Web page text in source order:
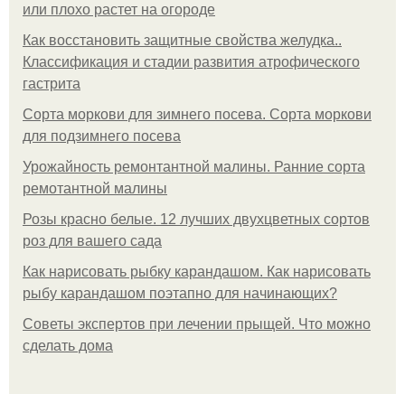
или плохо растет на огороде
Как восстановить защитные свойства желудка..
Классификация и стадии развития атрофического
гастрита
Сорта моркови для зимнего посева. Сорта моркови
для подзимнего посева
Урожайность ремонтантной малины. Ранние сорта
ремотантной малины
Розы красно белые. 12 лучших двухцветных сортов
роз для вашего сада
Как нарисовать рыбку карандашом. Как нарисовать
рыбу карандашом поэтапно для начинающих?
Советы экспертов при лечении прыщей. Что можно
сделать дома